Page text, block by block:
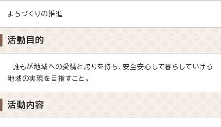
まちづくりの推進
活動目的
誰もが地域への愛情と誇りを持ち、安全安心して暮らしていける
地域の実現を目指すこと。
活動内容